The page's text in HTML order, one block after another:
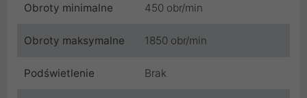
Obroty minimalne 450 obr/min
Obroty maksymalne 1850 obr/min
Podświetlenie Brak